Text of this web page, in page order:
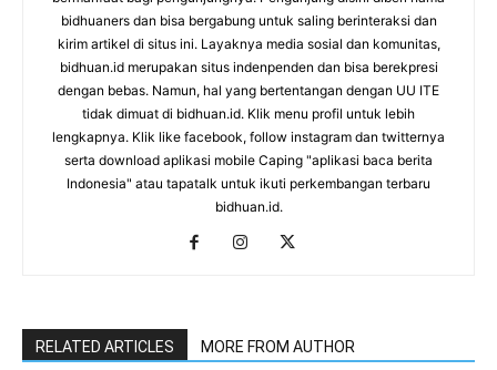
bidhuaners dan bisa bergabung untuk saling berinteraksi dan
kirim artikel di situs ini. Layaknya media sosial dan komunitas,
bidhuan.id merupakan situs indenpenden dan bisa berekpresi
dengan bebas. Namun, hal yang bertentangan dengan UU ITE
tidak dimuat di bidhuan.id. Klik menu profil untuk lebih
lengkapnya. Klik like facebook, follow instagram dan twitternya
serta download aplikasi mobile Caping "aplikasi baca berita
Indonesia" atau tapatalk untuk ikuti perkembangan terbaru
bidhuan.id.
RELATED ARTICLES MORE FROM AUTHOR